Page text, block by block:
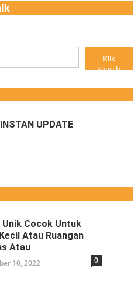
Klik
Search
UPDATE
Unik Cocok Untuk
Atau Ruangan
Atau
10, 2022 0